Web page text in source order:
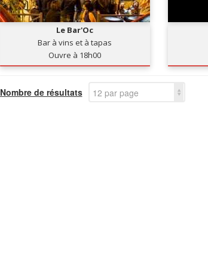
Le Bar'Oc
Bar à vins et à tapas
Ouvre à 18h00
Nombre de résultats 12 par page